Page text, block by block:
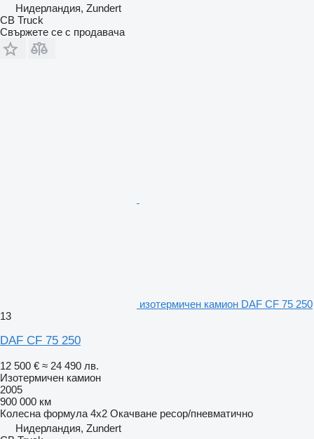
Нидерландия, Zundert
CB Truck
Свържете се с продавача
изотермичен камион DAF CF 75 250
13
DAF CF 75 250
12 500 € ≈ 24 490 лв.
Изотермичен камион
2005
900 000 км
Колесна формула 4x2 Окачване ресор/пневматично
Нидерландия, Zundert